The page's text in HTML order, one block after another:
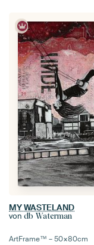
MY WASTELAND
von db Waterman
ArtFrame™ –50×80cm